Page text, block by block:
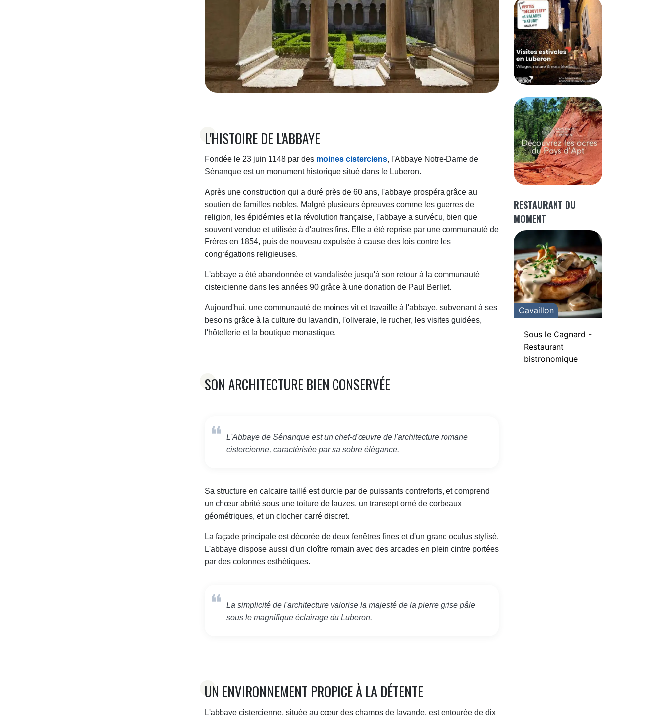
L'HISTOIRE DE L'ABBAYE
Fondée le 23 juin 1148 par des moines cisterciens, l'Abbaye Notre-Dame de
Sénanque est un monument historique situé dans le Luberon.
Après une construction qui a duré près de 60 ans, l'abbaye prospéra grâce au
soutien de familles nobles. Malgré plusieurs épreuves comme les guerres de
religion, les épidémies et la révolution française, l'abbaye a survécu, bien que
souvent vendue et utilisée à d'autres fins. Elle a été reprise par une communauté de
Frères en 1854, puis de nouveau expulsée à cause des lois contre les
congrégations religieuses.
L'abbaye a été abandonnée et vandalisée jusqu'à son retour à la communauté
cistercienne dans les années 90 grâce à une donation de Paul Berliet.
Aujourd'hui, une communauté de moines vit et travaille à l'abbaye, subvenant à ses
besoins grâce à la culture du lavandin, l'oliveraie, le rucher, les visites guidées,
l'hôtellerie et la boutique monastique.
SON ARCHITECTURE BIEN CONSERVÉE
L'Abbaye de Sénanque est un chef-d'œuvre de l'architecture romane
cistercienne, caractérisée par sa sobre élégance.
Sa structure en calcaire taillé est durcie par de puissants contreforts, et comprend
un chœur abrité sous une toiture de lauzes, un transept orné de corbeaux
géométriques, et un clocher carré discret.
La façade principale est décorée de deux fenêtres fines et d'un grand oculus stylisé.
L'abbaye dispose aussi d'un cloître romain avec des arcades en plein cintre portées
par des colonnes esthétiques.
La simplicité de l'architecture valorise la majesté de la pierre grise pâle
sous le magnifique éclairage du Luberon.
UN ENVIRONNEMENT PROPICE À LA DÉTENTE
L'abbaye cistercienne, située au cœur des champs de lavande, est entourée de dix
RESTAURANT DU
MOMENT
Cavaillon
Sous le Cagnard -
Restaurant
bistronomique